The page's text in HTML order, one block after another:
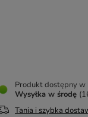
Produkt dostępny w
Wysyłka w środę
Tania i szybka